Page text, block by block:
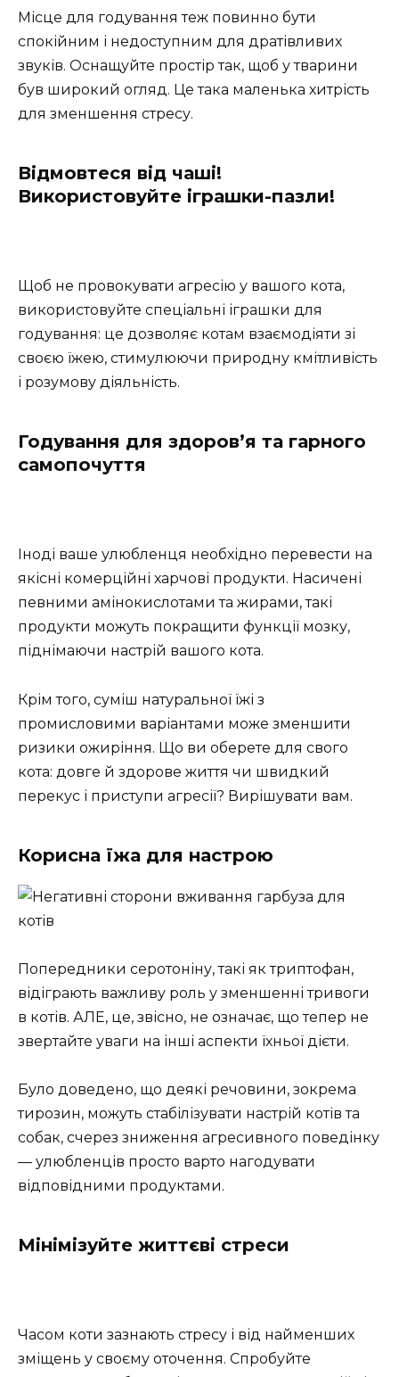
Місце для годування теж повинно бути
спокійним і недоступним для дратівливих
звуків. Оснащуйте простір так, щоб у тварини
був широкий огляд. Це така маленька хитрість
для зменшення стресу.
Відмовтеся від чаші!
Використовуйте іграшки-пазли!
Щоб не провокувати агресію у вашого кота,
використовуйте спеціальні іграшки для
годування: це дозволяє котам взаємодіяти зі
своєю їжею, стимулюючи природну кмітливість
і розумову діяльність.
Годування для здоров’я та гарного
самопочуття
Іноді ваше улюбленця необхідно перевести на
якісні комерційні харчові продукти. Насичені
певними амінокислотами та жирами, такі
продукти можуть покращити функції мозку,
піднімаючи настрій вашого кота.
Крім того, суміш натуральної їжі з
промисловими варіантами може зменшити
ризики ожиріння. Що ви оберете для свого
кота: довге й здорове життя чи швидкий
перекус і приступи агресії? Вирішувати вам.
Корисна їжа для настрою
Попередники серотоніну, такі як триптофан,
відіграють важливу роль у зменшенні тривоги
в котів. АЛЕ, це, звісно, не означає, що тепер не
звертайте уваги на інші аспекти їхньої дієти.
Було доведено, що деякі речовини, зокрема
тирозин, можуть стабілізувати настрій котів та
собак, счерез зниження агресивного поведінку
— улюбленців просто варто нагодувати
відповідними продуктами.
Мінімізуйте життєві стреси
Часом коти зазнають стресу і від найменших
зміщень у своєму оточення. Спробуйте